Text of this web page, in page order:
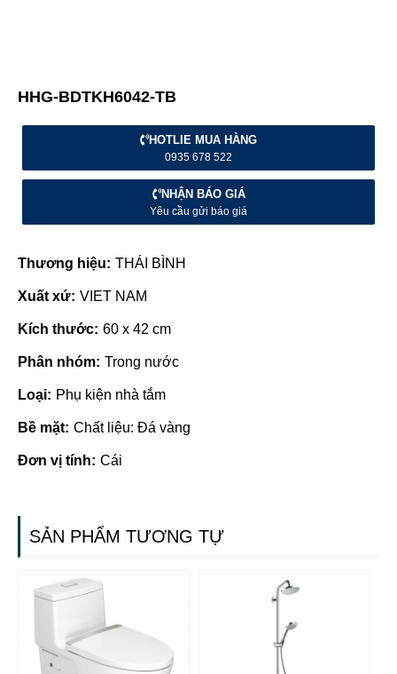
HHG-BDTKH6042-TB
HOTLIE MUA HÀNG
0935 678 522
NHẬN BÁO GIÁ
Yêu cầu gửi báo giá
Thương hiệu: THÁI BÌNH
Xuất xứ: VIET NAM
Kích thước: 60 x 42 cm
Phân nhóm: Trong nước
Loại: Phụ kiện nhà tắm
Bề mặt: Chất liệu: Đá vàng
Đơn vị tính: Cái
SẢN PHẨM TƯƠNG TỰ